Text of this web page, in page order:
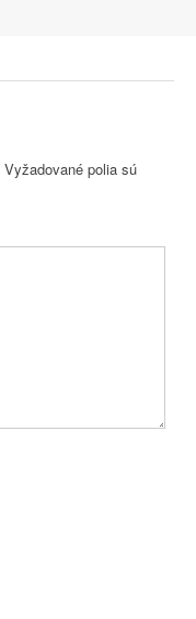
Vyžadované polia sú